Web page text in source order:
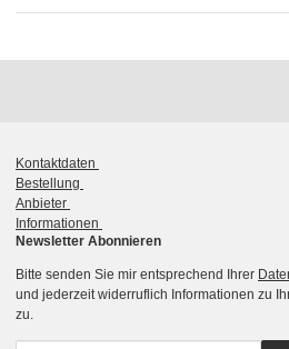
Kontaktdaten
Bestellung
Anbieter
Informationen
Newsletter Abonnieren
Bitte senden Sie mir entsprechend Ihrer
und jederzeit widerruflich Informationen zu
zu.